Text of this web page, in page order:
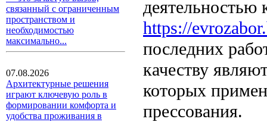
связанный с ограниченным
пространством и
необходимостью
максимально...
07.08.2026
Архитектурные решения
играют ключевую роль в
формировании комфорта и
удобства проживания в
деятельностью
https://
последних
качеству
которых
прессования.